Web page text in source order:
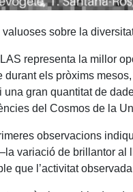
valuoses sobre la
representa la millor
durant els pròxims
una gran quantitat de
del Cosmos de la
observacions
variació de brillantor al
que l’activitat